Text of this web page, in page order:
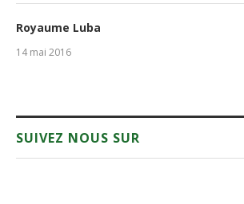
Royaume Luba
14 mai 2016
SUIVEZ NOUS SUR